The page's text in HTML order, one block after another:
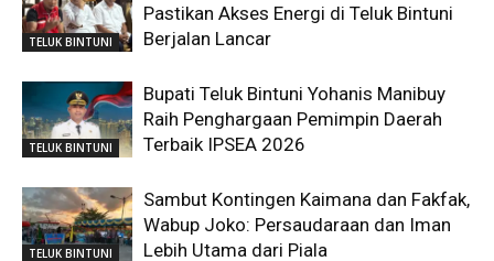
TELUK BINTUNI
Pastikan Akses Energi di Teluk Bintuni
Berjalan Lancar
TELUK BINTUNI
Bupati Teluk Bintuni Yohanis Manibuy
Raih Penghargaan Pemimpin Daerah
Terbaik IPSEA 2026
TELUK BINTUNI
Sambut Kontingen Kaimana dan Fakfak,
Wabup Joko: Persaudaraan dan Iman
Lebih Utama dari Piala